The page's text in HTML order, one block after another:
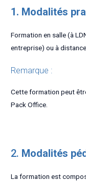
1. Modalités
Formation en salle (à
entreprise) ou à distance
Remarque :
Cette formation peut
Pack Office.
2. Modalités
La formation est